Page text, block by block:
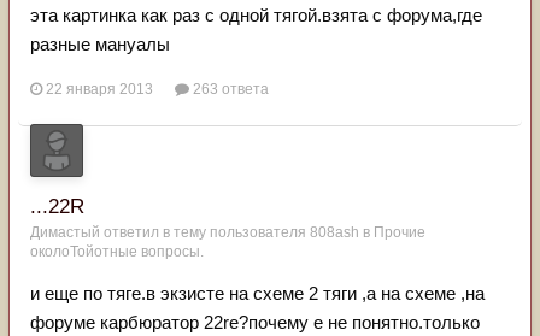
эта картинка как раз с одной тягой.взята с форума,где
разные мануалы
22 января 2013 263 ответа
...22R
Димастый ответил в тему пользователя 808ash в Прочие
околоТойотные вопросы.
и еще по тяге.в экзисте на схеме 2 тяги ,а на схеме ,на
форуме карбюратор 22re?почему е не понятно.только